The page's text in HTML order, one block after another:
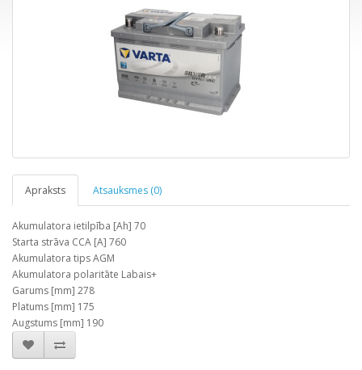
Apraksts Atsauksmes (0)
Akumulatora ietilpība [Ah] 70
Starta strāva CCA [A] 760
Akumulatora tips AGM
Akumulatora polaritāte Labais+
Garums [mm] 278
Platums [mm] 175
Augstums [mm] 190